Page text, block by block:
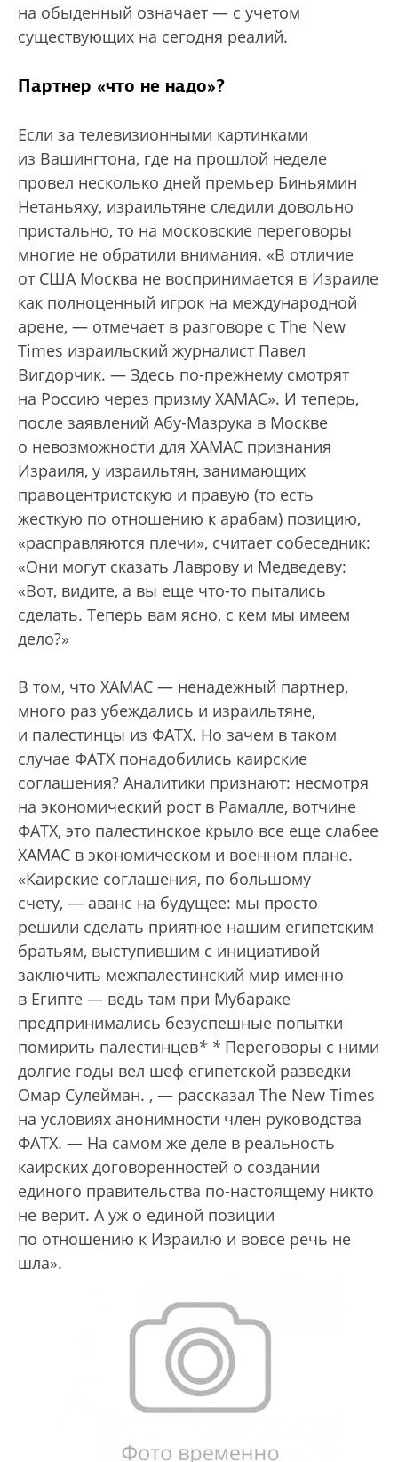
на обыденный означает — с учетом
существующих на сегодня реалий.
Партнер «что не надо»?
Если за телевизионными картинками
из Вашингтона, где на прошлой неделе
провел несколько дней премьер Биньямин
Нетаньяху, израильтяне следили довольно
пристально, то на московские переговоры
многие не обратили внимания. «В отличие
от США Москва не воспринимается в Израиле
как полноценный игрок на международной
арене, — отмечает в разговоре с The New
Times израильский журналист Павел
Вигдорчик. — Здесь по-прежнему смотрят
на Россию через призму ХАМАС». И теперь,
после заявлений Абу-Мазрука в Москве
о невозможности для ХАМАС признания
Израиля, у израильтян, занимающих
правоцентристскую и правую (то есть
жесткую по отношению к арабам) позицию,
«расправляются плечи», считает собеседник:
«Они могут сказать Лаврову и Медведеву:
«Вот, видите, а вы еще что-то пытались
сделать. Теперь вам ясно, с кем мы имеем
дело?»
В том, что ХАМАС — ненадежный партнер,
много раз убеждались и израильтяне,
и палестинцы из ФАТХ. Но зачем в таком
случае ФАТХ понадобились каирские
соглашения? Аналитики признают: несмотря
на экономический рост в Рамалле, вотчине
ФАТХ, это палестинское крыло все еще слабее
ХАМАС в экономическом и военном плане.
«Каирские соглашения, по большому
счету, — аванс на будущее: мы просто
решили сделать приятное нашим египетским
братьям, выступившим с инициативой
заключить межпалестинский мир именно
в Египте — ведь там при Мубараке
предпринимались безуспешные попытки
помирить палестинцев* * Переговоры с ними
долгие годы вел шеф египетской разведки
Омар Сулейман. , — рассказал The New Times
на условиях анонимности член руководства
ФАТХ. — На самом же деле в реальность
каирских договоренностей о создании
единого правительства по-настоящему никто
не верит. А уж о единой позиции
по отношению к Израилю и вовсе речь не
шла».